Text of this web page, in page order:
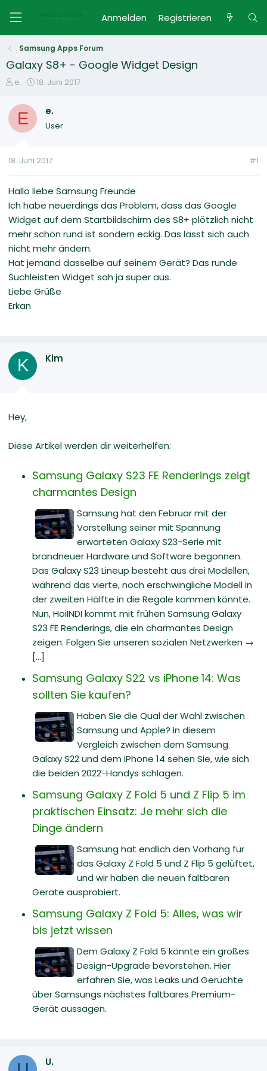
Anmelden Registrieren
Samsung Apps Forum
Galaxy S8+ - Google Widget Design
E
s
e
e
e.
E
t
t
m
18. Juni 2017
E e.
User
18. Juni 2017 #1
Hallo liebe Samsung Freunde
Ich habe neuerdings das Problem, dass das Google
Widget auf dem Startbildschirm des S8+ plötzlich nicht
mehr schön rund ist sondern eckig. Das lässt sich auch
nicht mehr ändern.
Hat jemand dasselbe auf seinem Gerät? Das runde
Suchleisten Widget sah ja super aus.
Liebe Grüße
Erkan
K Kim
Hey,
Diese Artikel werden dir weiterhelfen:
Samsung Galaxy S23 FE Renderings zeigt
charmantes Design
Samsung hat den Februar mit der
Vorstellung seiner mit Spannung
erwarteten Galaxy S23-Serie mit
brandneuer Hardware und Software begonnen.
Das Galaxy S23 Lineup besteht aus drei Modellen,
während das vierte, noch erschwingliche Modell in
der zweiten Hälfte in die Regale kommen könnte.
Nun, HoiINDI kommt mit frühen Samsung Galaxy
S23 FE Renderings, die ein charmantes Design
zeigen. Folgen Sie unseren sozialen Netzwerken →
[...]
Samsung Galaxy S22 vs iPhone 14: Was
sollten Sie kaufen?
Haben Sie die Qual der Wahl zwischen
Samsung und Apple? In diesem
Vergleich zwischen dem Samsung
Galaxy S22 und dem iPhone 14 sehen Sie, wie sich
die beiden 2022-Handys schlagen.
Samsung Galaxy Z Fold 5 und Z Flip 5 im
praktischen Einsatz: Je mehr sich die
Dinge ändern
Samsung hat endlich den Vorhang für
das Galaxy Z Fold 5 und Z Flip 5 gelüftet,
und wir haben die neuen faltbaren
Geräte ausprobiert.
Samsung Galaxy Z Fold 5: Alles, was wir
bis jetzt wissen
Dem Galaxy Z Fold 5 könnte ein großes
Design-Upgrade bevorstehen. Hier
erfahren Sie, was Leaks und Gerüchte
über Samsungs nächstes faltbares Premium-
Gerät aussagen.
U.